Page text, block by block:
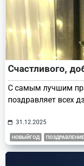
Счастливого,
С самым лучшим
поздравляет всех
31.12.2025
НОВЫЙГОД ПОЗДРАВЛЕНИЕ